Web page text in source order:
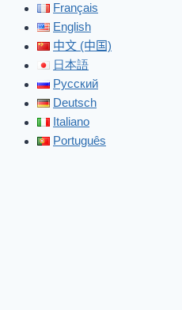
Français
English
中文 (中国)
日本語
Русский
Deutsch
Italiano
Português